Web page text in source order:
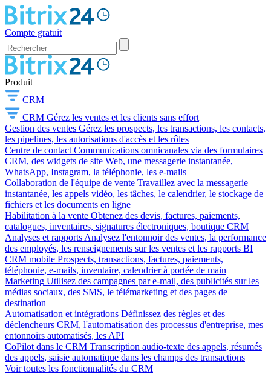
Compte gratuit
Produit
CRM
CRM Gérez les ventes et les clients sans effort
Gestion des ventes Gérez les prospects, les transactions, les contacts,
les pipelines, les autorisations d'accès et les rôles
Centre de contact Communications omnicanales via des formulaires
CRM, des widgets de site Web, une messagerie instantanée,
WhatsApp, Instagram, la téléphonie, les e-mails
Collaboration de l'équipe de vente Travaillez avec la messagerie
instantanée, les appels vidéo, les tâches, le calendrier, le stockage de
fichiers et les documents en ligne
Habilitation à la vente Obtenez des devis, factures, paiements,
catalogues, inventaires, signatures électroniques, boutique CRM
Analyses et rapports Analysez l'entonnoir des ventes, la performance
des employés, les renseignements sur les ventes et les rapports BI
CRM mobile Prospects, transactions, factures, paiements,
téléphonie, e-mails, inventaire, calendrier à portée de main
Marketing Utilisez des campagnes par e-mail, des publicités sur les
médias sociaux, des SMS, le télémarketing et des pages de
destination
Automatisation et intégrations Définissez des règles et des
déclencheurs CRM, l'automatisation des processus d'entreprise, mes
entonnoirs automatisés, les API
CoPilot dans le CRM Transcription audio-texte des appels, résumés
des appels, saisie automatique dans les champs des transactions
Voir toutes les fonctionnalités du CRM